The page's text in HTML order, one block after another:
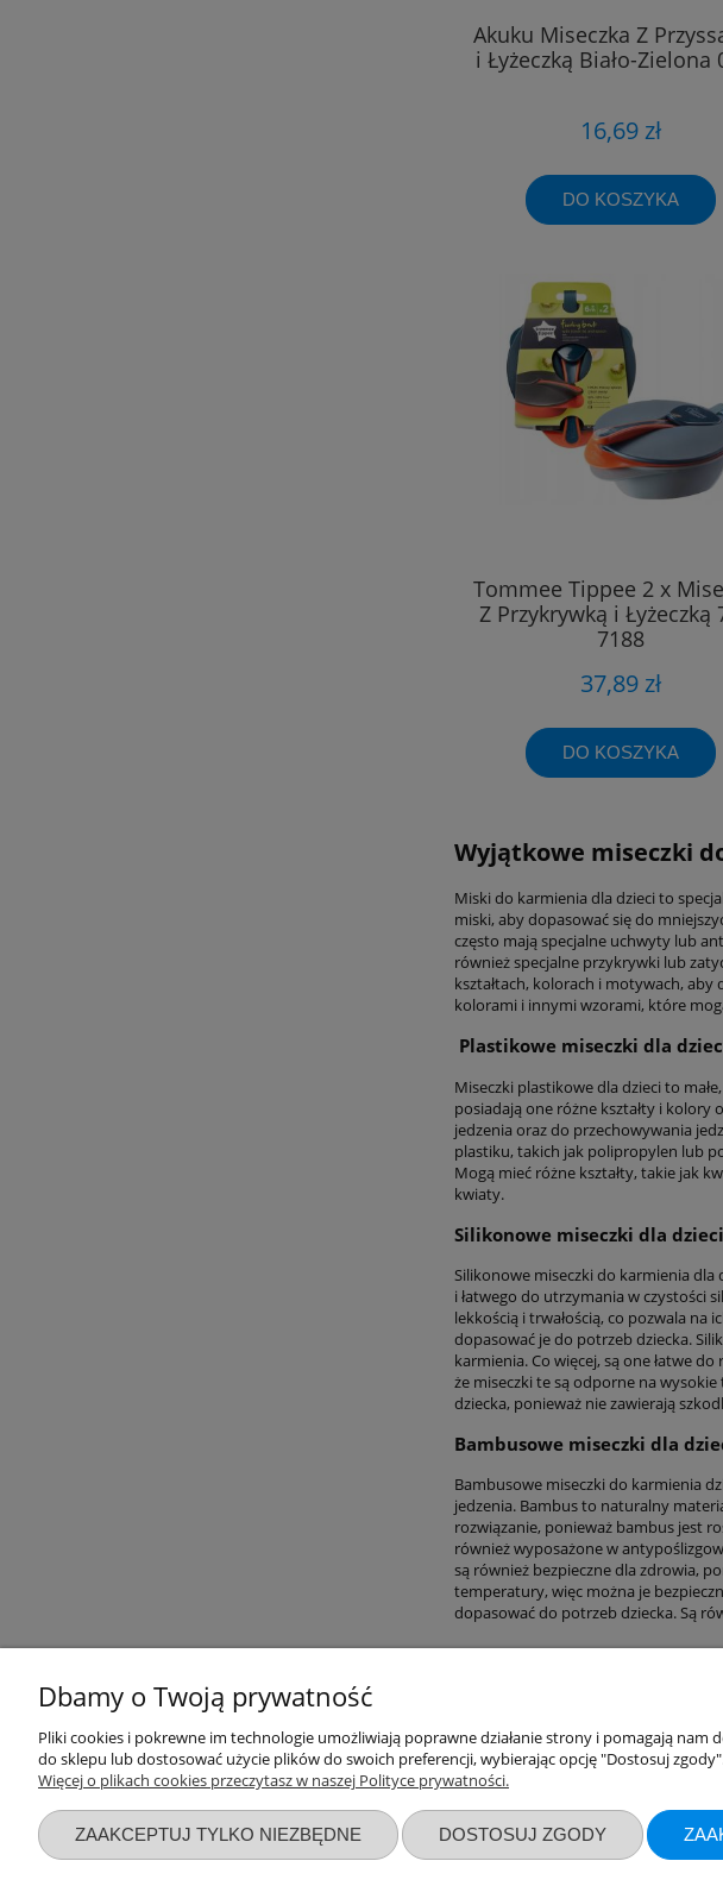
Akuku Miseczka Z
i Łyżeczką Biało-Zielona
16,69 zł
DO KOSZYKA
Tommee Tippee 2 x
Z Przykrywką i Łyżeczką
7188
37,89 zł
DO KOSZYKA
Wyjątkowe miseczki
Miski do karmienia dla dzieci to
miski, aby dopasować się do
często mają specjalne uchwyty lub
również specjalne przykrywki lub
kształtach, kolorach i motywach,
kolorami i innymi wzorami, które
Plastikowe miseczki dla
Miseczki plastikowe dla dzieci to
posiadają one różne kształty i kolory
jedzenia oraz do przechowywania
plastiku, takich jak polipropylen lub
Mogą mieć różne kształty, takie jak
kwiaty.
Silikonowe miseczki dla
Silikonowe miseczki do karmienia dla
i łatwego do utrzymania w czystości
lekkością i trwałością, co pozwala na
dopasować je do potrzeb dziecka.
karmienia. Co więcej, są one łatwe
że miseczki te są odporne na
dziecka, ponieważ nie zawierają
Bambusowe miseczki dla
Bambusowe miseczki do karmienia
jedzenia. Bambus to naturalny
rozwiązanie, ponieważ bambus jest
również wyposażone w
są również bezpieczne dla zdrowia,
temperatury, więc można je
dopasować do potrzeb dziecka. Są
Przydatne linki
Nowości
Promocje
Wyprawka dla noworodka
Warunki zakupów
Regulaminy
Zwroty i reklamacje
Polityka prywatności
Dbamy o Twoją prywatność
Pliki cookies i pokrewne im technologie umożliwiają poprawne działanie strony i pomagają
do sklepu lub dostosować użycie plików do swoich preferencji, wybierając opcję "Dostosuj
Więcej o plikach cookies przeczytasz w naszej Polityce prywatności.
ZAAKCEPTUJ TYLKO NIEZBĘDNE DOSTOSUJ ZGODY